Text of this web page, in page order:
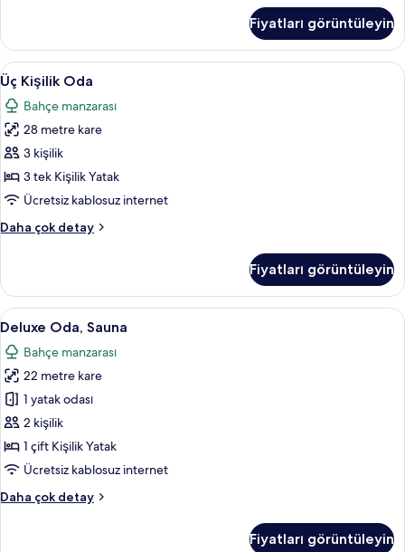
İki
Ayrı
Yataklı
Oda
hakkında
daha
fazla
detay
Fiyatları görüntüleyin
Üç
Kişilik
Oda
için
tüm
fotoğrafları
görün
Üç Kişilik Oda | Odada kasa, masa,
7
Üç Kişilik Oda
Bahçe manzarası
28 metre kare
3 kişilik
3 tek Kişilik Yatak
Ücretsiz kablosuz internet
Daha çok detay
Üç
daha
fazla
detay
Fiyatları görüntüleyin
Deluxe
Oda,
Sauna
için
tüm
fotoğrafları
görün
3
Deluxe Oda, Sauna
Bahçe manzarası
22 metre kare
1 yatak odası
2 kişilik
1 çift Kişilik Yatak
Ücretsiz kablosuz internet
Daha çok detay
Deluxe
Fiyatları görüntüleyin